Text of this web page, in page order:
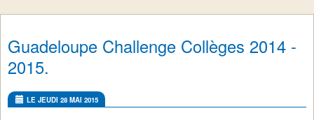
Guadeloupe Challenge Collèges 2014 -
2015.
LE JEUDI 28 MAI 2015